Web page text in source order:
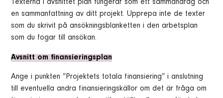
Texterna i avsnittet plan fungerar som ett sammandrag och
en sammanfattning av ditt projekt. Upprepa inte de texter
som du skrivit på ansökningsblanketten i den arbetsplan
som du fogar till ansökan.
Avsnitt om finansieringsplan
Ange i punkten ”Projektets totala finansiering” i anslutning
till eventuella andra finansieringskällor om det är fråga om